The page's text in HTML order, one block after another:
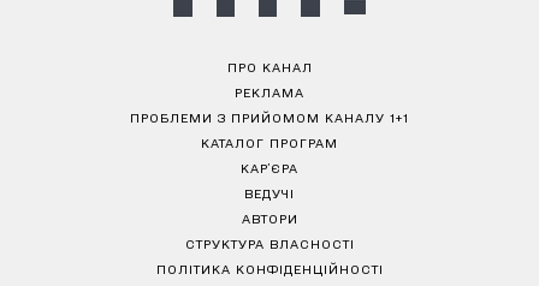
ПРО КАНАЛ
РЕКЛАМА
ПРОБЛЕМИ З ПРИЙОМОМ КАНАЛУ 1+1
КАТАЛОГ ПРОГРАМ
КАР’ЄРА
ВЕДУЧІ
АВТОРИ
СТРУКТУРА ВЛАСНОСТІ
ПОЛІТИКА КОНФІДЕНЦІЙНОСТІ